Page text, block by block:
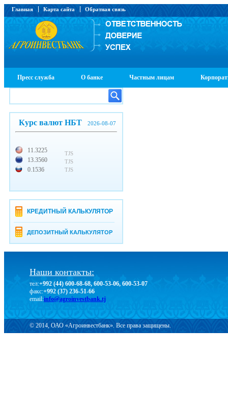
Главная Карта сайта Обратная связь
Пресс служба О банке Частным лицам
Курс валют НБТ 2026-08-07
11.3225
13.3560
0.1536
TJS
TJS
TJS
КРЕДИТНЫЙ КАЛЬКУЛЯТОР
ДЕПОЗИТНЫЙ КАЛЬКУЛЯТОР
Наши контакты:
тел:+992 (44) 600-68-68, 600-53-06, 600-53-07
факс:+992 (37) 236-51-66
email:info@agroinvestbank.tj
© 2014, ОАО «Агроинвестбанк». Все права защищены.